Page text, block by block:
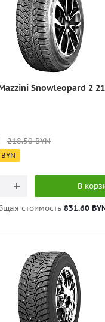
Snowleopard 2
218.50BYN
BYN
В
стоимость 831.60